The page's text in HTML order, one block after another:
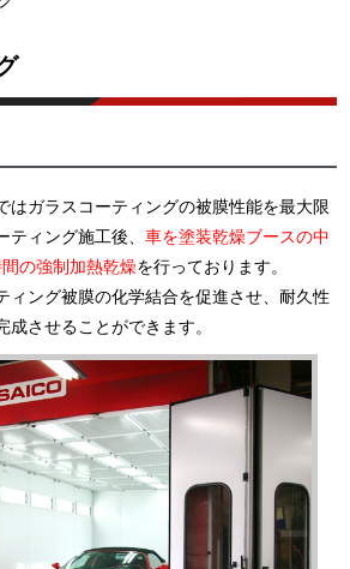
はガラスコーティングの被膜性能を最大限
ティング施工後、車を塗装乾燥ブースの中
の強制加熱乾燥を行っております。
ィング被膜の化学結合を促進させ、耐久性
させることができます。